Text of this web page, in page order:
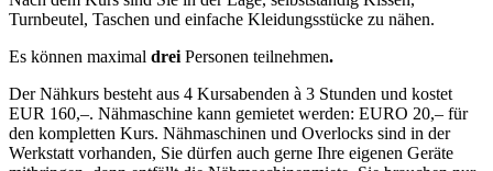
Turnbeutel, Taschen und einfache Kleidungsstücke zu nähen.
Es können maximal dreiPersonen teilnehmen.
Der Nähkurs besteht aus 4 Kursabenden à 3 Stunden und kostet
EUR 160,–. Nähmaschine kann gemietet werden: EURO 20,– für
den kompletten Kurs. Nähmaschinen und Overlocks sind in der
Werkstatt vorhanden, Sie dürfen auch gerne Ihre eigenen Geräte